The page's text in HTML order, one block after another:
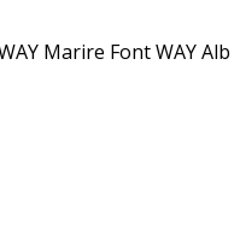
Marire Font WAYAlb